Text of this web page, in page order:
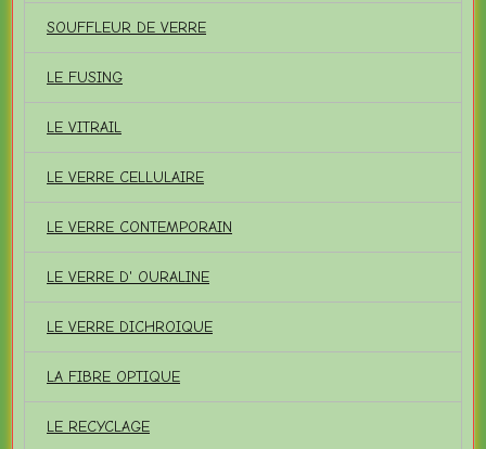
SOUFFLEUR DE VERRE
LE FUSING
LE VITRAIL
LE VERRE CELLULAIRE
LE VERRE CONTEMPORAIN
LE VERRE D' OURALINE
LE VERRE DICHROIQUE
LA FIBRE OPTIQUE
LE RECYCLAGE